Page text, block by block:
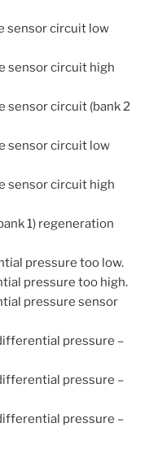
sensor circuit low
sensor circuit high
sensor circuit (bank 2
sensor circuit low
sensor circuit high
1) regeneration
pressure too low.
pressure too high.
pressure sensor
pressure –
pressure –
pressure –